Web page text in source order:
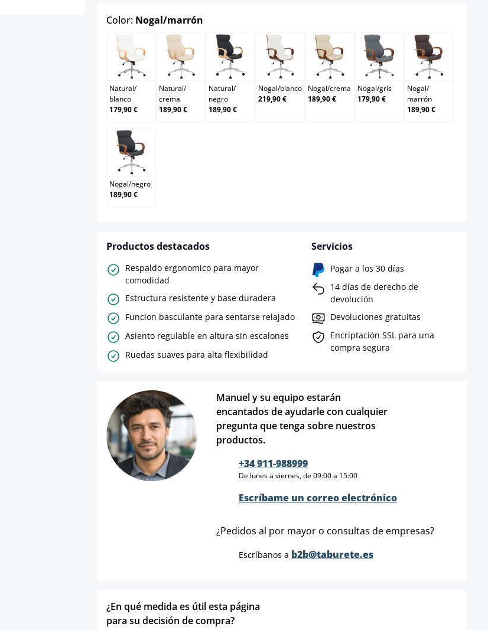
Color: Nogal/marrón
Natural/blanco
Natural/
blanco
179,90 €
Natural/crema
Natural/
crema
189,90 €
Natural/negro
Natural/
negro
189,90 €
Nogal/blanco
Nogal/blanco
219,90 €
Nogal/crema
Nogal/crema
189,90 €
Nogal/gris
Nogal/gris
179,90 €
Nogal/
Nogal/
marrón
189,90 €
Nogal/negro
Nogal/negro
189,90 €
Productos destacados
Respaldo ergonomico para mayor
comodidad
Estructura resistente y base duradera
Funcion basculante para sentarse relajado
Asiento regulable en altura sin escalones
Ruedas suaves para alta flexibilidad
Servicios
Pagar a los 30 días
14 días de derecho de
devolución
Devoluciones gratuitas
Encriptación SSL para una
compra segura
Manuel y su equipo estarán
encantados de ayudarle con cualquier
pregunta que tenga sobre nuestros
productos.
+34 911-988999
De lunes a viernes, de 09:00 a 15:00
Escríbame un correo electrónico
¿Pedidos al por mayor o consultas de empresas?
Escríbanos a b2b@taburete.es
¿En qué medida es útil esta página
para su decisión de compra?